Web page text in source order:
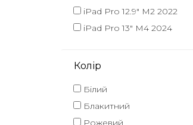
iPad Pro 12.9" M2 2022
iPad Pro 13" M4 2024
Колір
Білий
Блакитний
Рожевий